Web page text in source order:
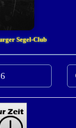
Segel-Club